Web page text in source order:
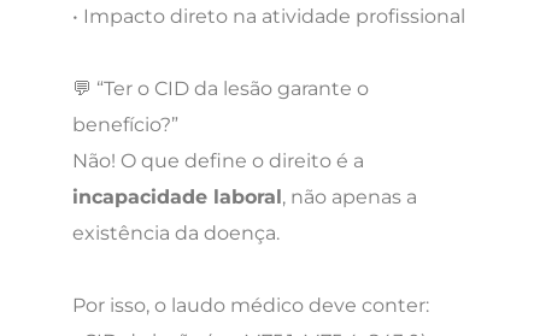
• Impacto direto na atividade profissional
💬 “Ter o CID da lesão garante o
benefício?”
Não! O que define o direito é a
incapacidade laboral, não apenas a
existência da doença.
Por isso, o laudo médico deve conter: